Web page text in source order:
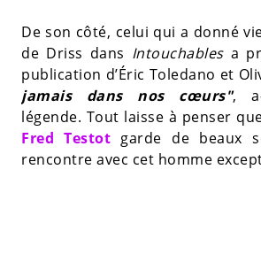
De son côté, celui qui a donné
de Driss dans Intouchables a
publication d’Éric Toledano et
jamais dans nos cœurs",
légende. Tout laisse à penser
Fred Testot garde de beaux
rencontre avec cet homme